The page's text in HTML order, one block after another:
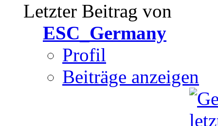
Letzter Beitrag von
ESC_Germany
Profil
Beiträge anzeigen